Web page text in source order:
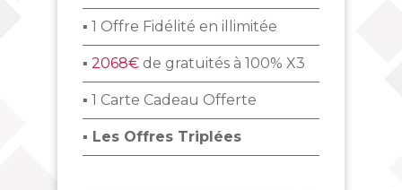
▪ 1 Offre Fidélité en illimitée
▪ 2068€ de gratuités à 100% X3
▪ 1 Carte Cadeau Offerte
▪ Les Offres Triplées